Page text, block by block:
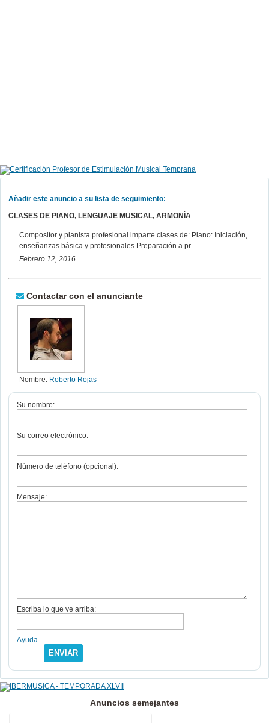
Añadir este anuncio a su lista de seguimiento:
CLASES DE PIANO, LENGUAJE MUSICAL, ARMONÍA
Compositor y pianista profesional imparte clases de: Piano: Iniciación,
enseñanzas básica y profesionales Preparación a pr...
Febrero 12, 2016
Contactar con el anunciante
Nombre: Roberto Rojas
Su nombre:
Su correo electrónico:
Número de teléfono (opcional):
Mensaje:
Escriba lo que ve arriba:
Ayuda
ENVIAR
Anuncios semejantes